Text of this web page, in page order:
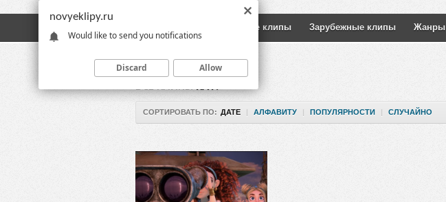
Русские клипы Зарубежные клипы Жанры
ВСЕ КЛИПЫ RAY!
СОРТИРОВАТЬ ПО: ДАТЕ | АЛФАВИТУ | ПОПУЛЯРНОСТИ | СЛУЧАЙНО
novyeklipy.ru
Would like to send you notifications
Discard Allow